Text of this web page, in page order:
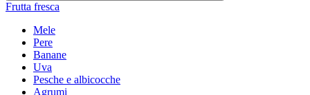
Frutta fresca
Mele
Pere
Banane
Uva
Pesche e albicocche
Agrumi